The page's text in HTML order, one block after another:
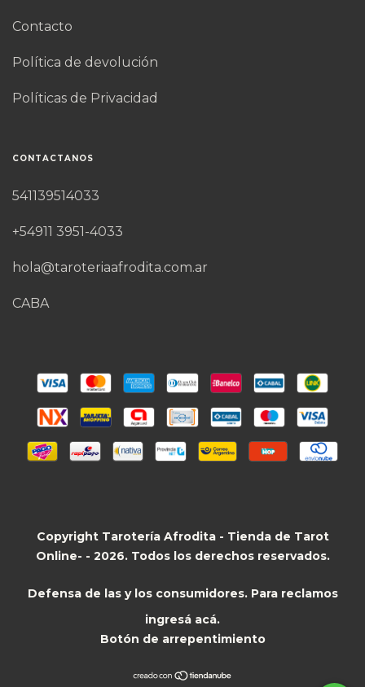
Contacto
Política de devolución
Políticas de Privacidad
CONTACTANOS
541139514033
+54911 3951-4033
hola@taroteriaafrodita.com.ar
CABA
Copyright Tarotería Afrodita - Tienda de Tarot
Online- - 2026. Todos los derechos reservados.
Defensa de las y los consumidores. Para reclamos
ingresá acá.
Botón de arrepentimiento